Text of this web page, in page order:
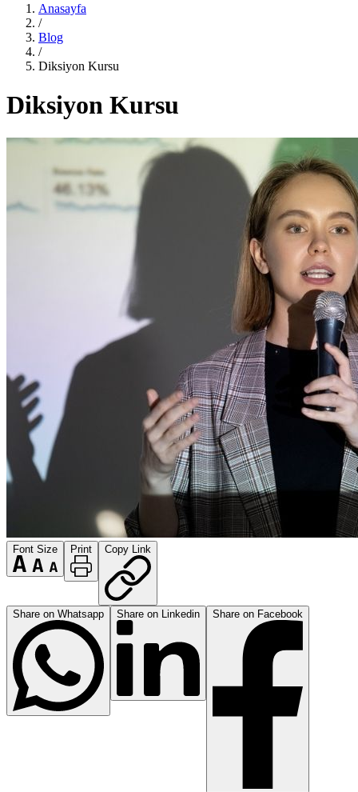
Anasayfa
/
Blog
/
Diksiyon Kursu
Diksiyon Kursu
Font Size Print Copy Link
Share on Whatsapp Share on Linkedin Share on Facebook